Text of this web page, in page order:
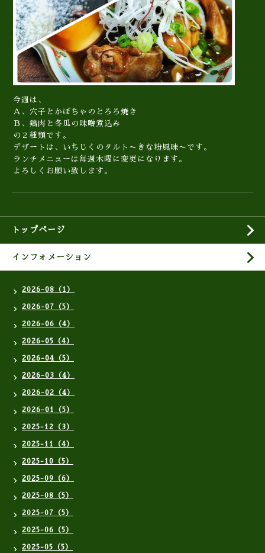
今週は、
Ａ、穴子とかぼちゃのとろろ焼き
Ｂ、鶏肉と冬瓜の味噌煮込み
の２種類です。
デザートは、いちじくのタルト〜きな粉風味〜です。
ランチメニューは毎週木曜に変更になります。
よろしくお願い致します。
トップページ
インフォメーション
2026-08（1）
2026-07（5）
2026-06（4）
2026-05（4）
2026-04（5）
2026-03（4）
2026-02（4）
2026-01（5）
2025-12（3）
2025-11（4）
2025-10（5）
2025-09（6）
2025-08（5）
2025-07（5）
2025-06（5）
2025-05（5）